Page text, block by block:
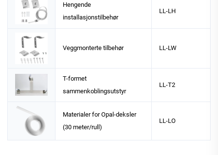
Hengende
installasjonstilbehør
LL-LH
Veggmonterte tilbehør LL-LW
T-formet
sammenkoblingsutstyr
LL-T2
Materialer for Opal-deksler
(30 meter/rull)
LL-LO